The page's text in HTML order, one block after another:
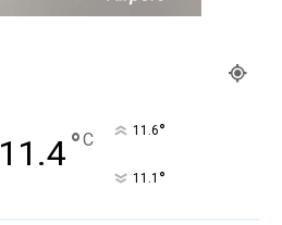
11.4°C 11.6°
11.1 °